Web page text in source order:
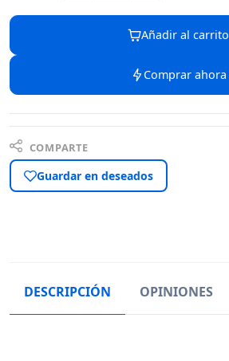
Añadir al carrito
Comprar ahora
COMPARTE
Guardar en deseados
DESCRIPCIÓN OPINIONES